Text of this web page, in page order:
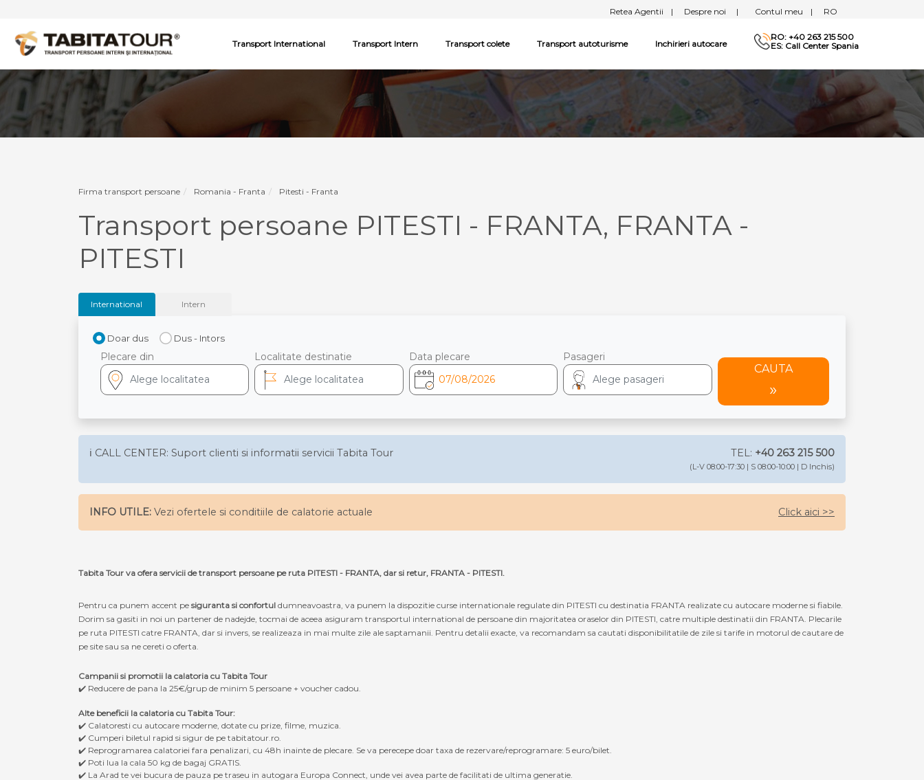
Retea Agentii | Despre noi | Contul meu | RO
Transport International Transport Intern Transport colete Transport autoturisme Inchirieri autocare
RO: +40 263 215 500
ES: Call Center Spania
Firma transport persoane Romania - Franta Pitesti - Franta
Transport persoane PITESTI - FRANTA, FRANTA -
PITESTI
International Intern
Doar dus Dus - Intors
Plecare din Localitate destinatie Data plecare Pasageri
CAUTA
ℹ️ CALL CENTER: Suport clienti si informatii servicii Tabita Tour TEL: +40 263 215 500
(L-V 08:00-17:30 | S 08:00-10:00 | D Inchis)
INFO UTILE: Vezi ofertele si conditiile de calatorie actuale Click aici >>
Tabita Tour va ofera servicii de transport persoane pe ruta PITESTI - FRANTA, dar si retur, FRANTA - PITESTI.
Pentru ca punem accent pe siguranta si confortul dumneavoastra, va punem la dispozitie curse internationale regulate din PITESTI cu destinatia FRANTA realizate cu autocare moderne si fiabile.
Dorim sa gasiti in noi un partener de nadejde, tocmai de aceea asiguram transportul international de persoane din majoritatea oraselor din PITESTI, catre multiple destinatii din FRANTA. Plecarile
pe ruta PITESTI catre FRANTA, dar si invers, se realizeaza in mai multe zile ale saptamanii. Pentru detalii exacte, va recomandam sa cautati disponibilitatile de zile si tarife in motorul de cautare de
pe site sau sa ne cereti o oferta.
Campanii si promotii la calatoria cu Tabita Tour
✔️ Reducere de pana la 25€/grup de minim 5 persoane + voucher cadou.
Alte beneficii la calatoria cu Tabita Tour:
✔️ Calatoresti cu autocare moderne, dotate cu prize, filme, muzica.
✔️ Cumperi biletul rapid si sigur de pe tabitatour.ro.
✔️ Reprogramarea calatoriei fara penalizari, cu 48h inainte de plecare. Se va perecepe doar taxa de rezervare/reprogramare: 5 euro/bilet.
✔️ Poti lua la cala 50 kg de bagaj GRATIS.
✔️ La Arad te vei bucura de pauza pe traseu in autogara Europa Connect, unde vei avea parte de facilitati de ultima generatie.